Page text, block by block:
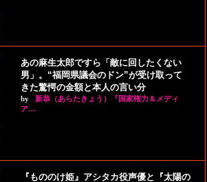
あの麻生太郎ですら「敵に回したくない
男」。“福岡県議会のドン”が受け取って
きた驚愕の金額と本人の言い分
by
新恭（あらたきょう）『国家権力＆メディ
ア…
『もののけ姫』アシタカ役声優と『太陽の